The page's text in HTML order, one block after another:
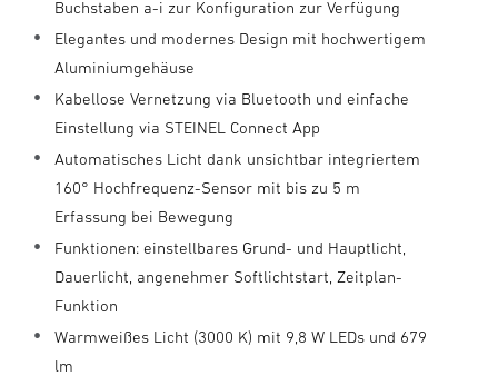
Buchstaben a-i zur Konfiguration zur Verfügung
Elegantes und modernes Design mit hochwertigem
Aluminiumgehäuse
Kabellose Vernetzung via Bluetooth und einfache
Einstellung via STEINEL Connect App
Automatisches Licht dank unsichtbar integriertem
160° Hochfrequenz-Sensor mit bis zu 5 m
Erfassung bei Bewegung
Funktionen: einstellbares Grund- und Hauptlicht,
Dauerlicht, angenehmer Softlichtstart, Zeitplan-
Funktion
Warmweißes Licht (3000 K) mit 9,8 W LEDs und 679
lm